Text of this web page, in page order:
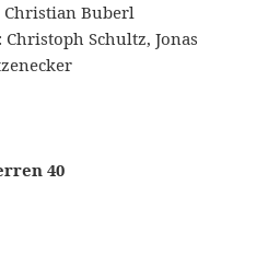
Christian Buberl
Schultz, Jonas
40